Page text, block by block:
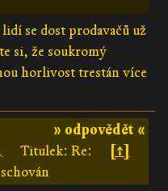
se dost prodavačů už
si, že soukromý
horlivost trestán více
» odpovědět «
Titulek: Re:
[↑]